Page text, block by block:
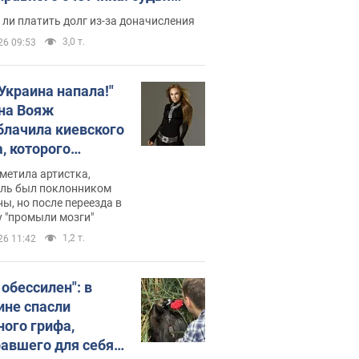
неожиданное решение
платить долг из-за доначисления
09:53 3,0 т.
напала!"
Вояж
киевского
которого
он
не знал,
хочет
украинцев
артистка,
был поклонником
но после переезда в
"промыли мозги"
11:42 1,2 т.
в
спасли
грифа,
для себя